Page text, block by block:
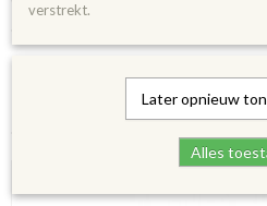
Sorteer op:
verstrekt.
Later opnieuw
Alles